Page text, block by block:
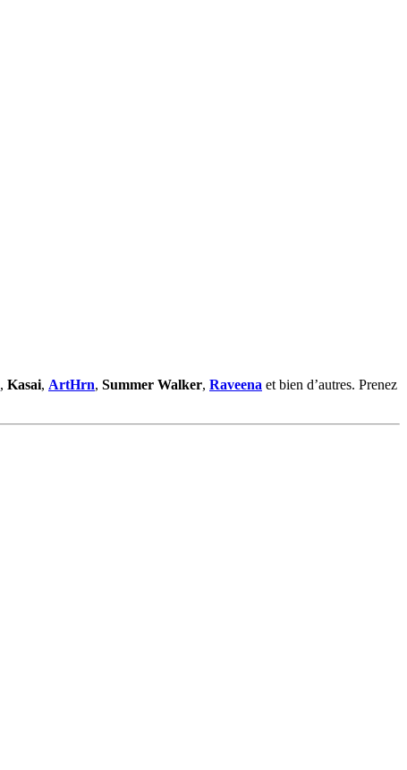
, Kasai, ArtHrn, Summer Walker, Raveena et bien d’autres. Prenez